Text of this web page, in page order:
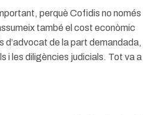
perquè Cofidis no només
també el cost econòmic
d’advocat de la part demandada,
i les diligències judicials. Tot va a